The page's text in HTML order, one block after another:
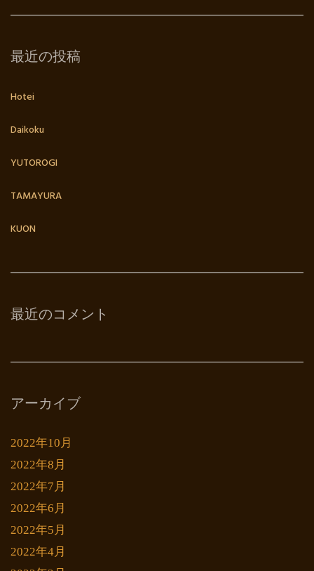
最近の投稿
Hotei
Daikoku
YUTOROGI
TAMAYURA
KUON
最近のコメント
アーカイブ
2022年10月
2022年8月
2022年7月
2022年6月
2022年5月
2022年4月